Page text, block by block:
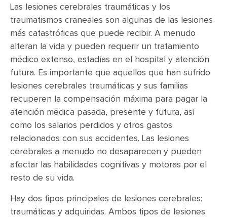
Las lesiones cerebrales traumáticas y los
traumatismos craneales son algunas de las lesiones
más catastróficas que puede recibir. A menudo
alteran la vida y pueden requerir un tratamiento
médico extenso, estadías en el hospital y atención
futura. Es importante que aquellos que han sufrido
lesiones cerebrales traumáticas y sus familias
recuperen la compensación máxima para pagar la
atención médica pasada, presente y futura, así
como los salarios perdidos y otros gastos
relacionados con sus accidentes. Las lesiones
cerebrales a menudo no desaparecen y pueden
afectar las habilidades cognitivas y motoras por el
resto de su vida.
Hay dos tipos principales de lesiones cerebrales:
traumáticas y adquiridas. Ambos tipos de lesiones